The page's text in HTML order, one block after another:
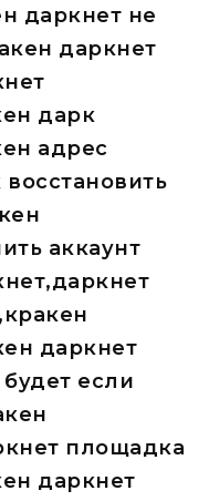
даркнет не
даркнет
дарк
адрес
аккаунт
даркнет
если
площадка
даркнет